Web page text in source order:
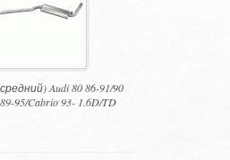
Audi 80 86-91/90
95/Cabrio 93- 1.6D/TD